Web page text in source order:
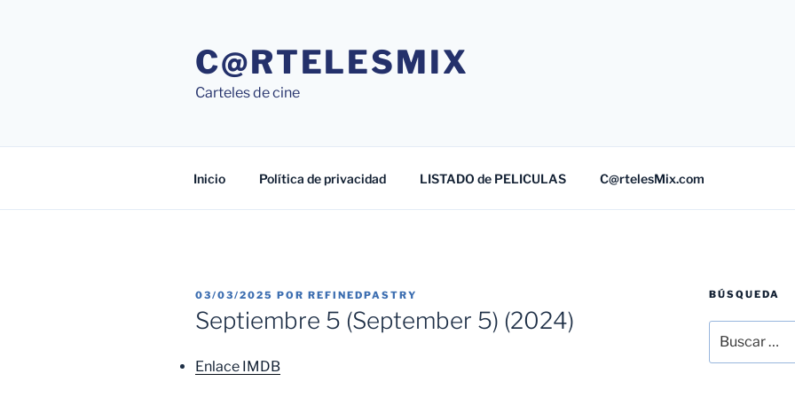
C@RTELESMIX
Carteles de cine
Inicio Política de privacidad LISTADO de PELICULAS C@rtelesMix.com
PUBLICADO
EL
03/03/2025 POR REFINEDPASTRY
Septiembre 5 (September 5) (2024)
Enlace IMDB
BÚSQUEDA
por: